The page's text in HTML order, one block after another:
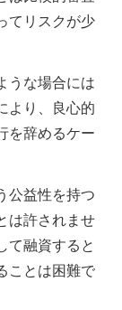
てリスクが少
うな場合には
より、良心的
を辞めるケー
公益性を持つ
は許されませ
て融資すると
ことは困難で